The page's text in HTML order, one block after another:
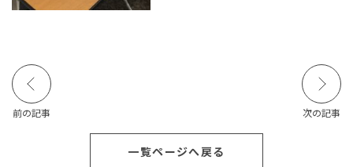
前の記事 次の記事
一覧ページへ戻る